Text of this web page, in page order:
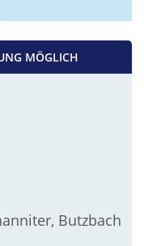
MÖGLICH
Butzbach